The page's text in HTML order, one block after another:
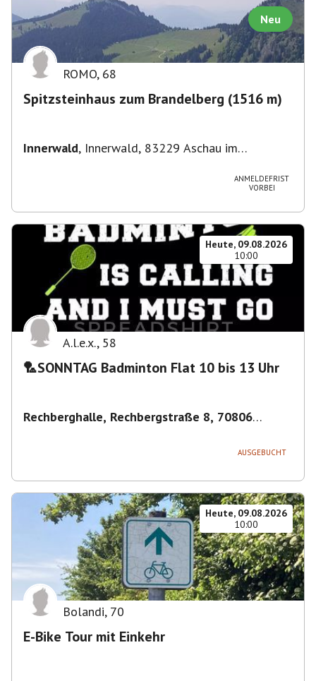
Neu
ROMO, 68
Spitzsteinhaus zum Brandelberg (1516 m)
Innerwald, Innerwald, 83229 Aschau im
ANMELDEFRIST
VORBEI
Heute, 09.08.2026
10:00
A.l.e.x., 58
🏸SONNTAG Badminton Flat 10 bis 13 Uhr
Rechberghalle, Rechbergstraße 8, 70806
AUSGEBUCHT
Heute, 09.08.2026
10:00
Bolandi, 70
E-Bike Tour mit Einkehr